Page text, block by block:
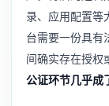
录、应用配置等
台需要一份具有
间确实存在授权
公证环节几乎成